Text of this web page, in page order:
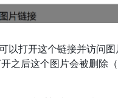
以打开这个链接并访问图
之后这个图片会被删除